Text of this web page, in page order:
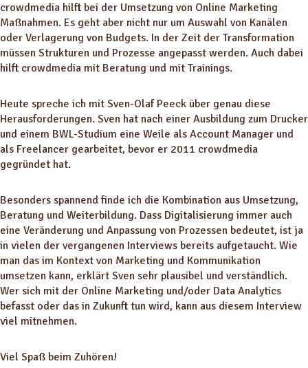
crowdmedia hilft bei der Umsetzung von Online Marketing
Maßnahmen. Es geht aber nicht nur um Auswahl von Kanälen
oder Verlagerung von Budgets. In der Zeit der Transformation
müssen Strukturen und Prozesse angepasst werden. Auch dabei
hilft crowdmedia mit Beratung und mit Trainings.
Heute spreche ich mit Sven-Olaf Peeck über genau diese
Herausforderungen. Sven hat nach einer Ausbildung zum Drucker
und einem BWL-Studium eine Weile als Account Manager und
als Freelancer gearbeitet, bevor er 2011 crowdmedia
gegründet hat.
Besonders spannend finde ich die Kombination aus Umsetzung,
Beratung und Weiterbildung. Dass Digitalisierung immer auch
eine Veränderung und Anpassung von Prozessen bedeutet, ist ja
in vielen der vergangenen Interviews bereits aufgetaucht. Wie
man das im Kontext von Marketing und Kommunikation
umsetzen kann, erklärt Sven sehr plausibel und verständlich.
Wer sich mit der Online Marketing und/oder Data Analytics
befasst oder das in Zukunft tun wird, kann aus diesem Interview
viel mitnehmen.
Viel Spaß beim Zuhören!